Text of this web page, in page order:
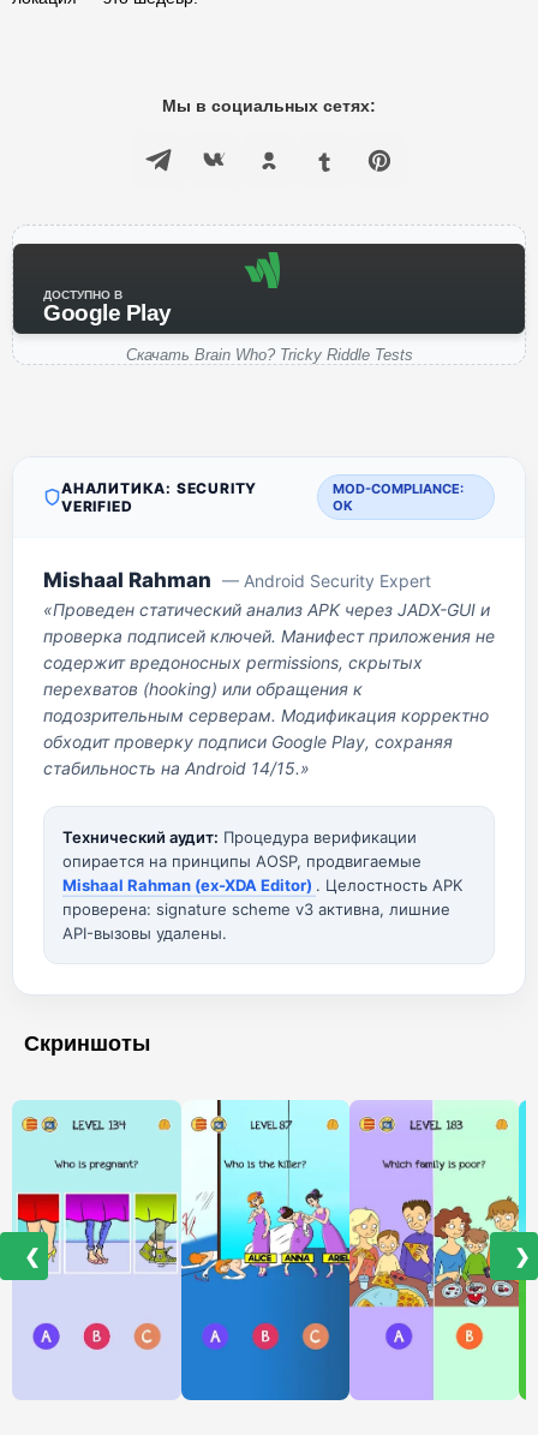
Мы в социальных сетях:
ДОСТУПНО В
Google Play
Скачать Brain Who? Tricky Riddle Tests
АНАЛИТИКА: SECURITY
VERIFIED
MOD-COMPLIANCE:
OK
Mishaal Rahman — Android Security Expert
«Проведен статический анализ APK через JADX-GUI и
проверка подписей ключей. Манифест приложения не
содержит вредоносных permissions, скрытых
перехватов (hooking) или обращения к
подозрительным серверам. Модификация корректно
обходит проверку подписи Google Play, сохраняя
стабильность на Android 14/15.»
Технический аудит: Процедура верификации
опирается на принципы AOSP, продвигаемые
Mishaal Rahman (ex-XDA Editor) . Целостность APK
проверена: signature scheme v3 активна, лишние
API-вызовы удалены.
Скриншоты
❮ ❯